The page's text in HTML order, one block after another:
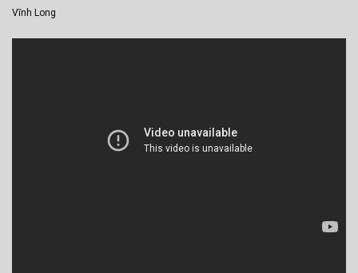
Vĩnh Long